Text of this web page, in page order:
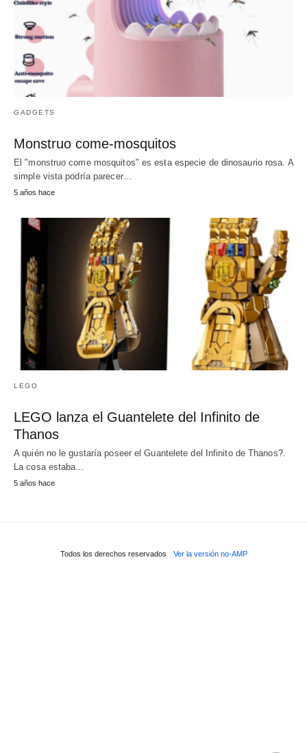
GADGETS
Monstruo come-mosquitos
El "monstruo come mosquitos" es esta especie de dinosaurio rosa. A
simple vista podría parecer…
5 años hace
LEGO
LEGO lanza el Guantelete del Infinito de
Thanos
A quién no le gustaría poseer el Guantelete del Infinito de Thanos?.
La cosa estaba…
5 años hace
Todos los derechos reservados Ver la versión no-AMP